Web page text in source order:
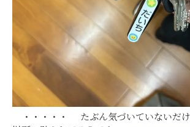
・・・・・ たぶん気づいていないだけ